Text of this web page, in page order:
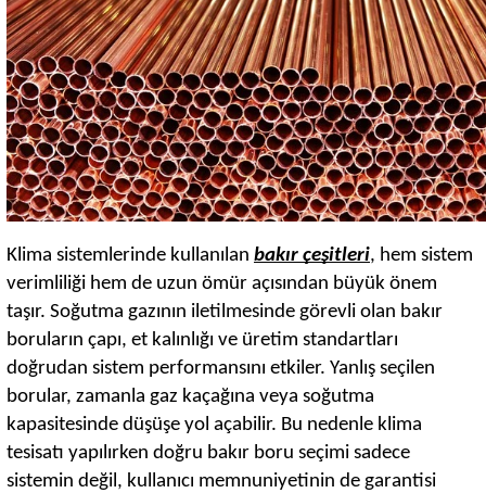
Klima sistemlerinde kullanılan bakır çeşitleri, hem sistem
verimliliği hem de uzun ömür açısından büyük önem
taşır. Soğutma gazının iletilmesinde görevli olan bakır
boruların çapı, et kalınlığı ve üretim standartları
doğrudan sistem performansını etkiler. Yanlış seçilen
borular, zamanla gaz kaçağına veya soğutma
kapasitesinde düşüşe yol açabilir. Bu nedenle klima
tesisatı yapılırken doğru bakır boru seçimi sadece
sistemin değil, kullanıcı memnuniyetinin de garantisi